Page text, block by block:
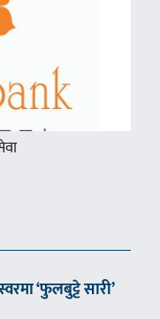
‘फुलबुट्टे सारी’